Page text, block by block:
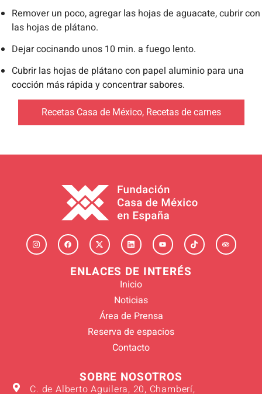
Remover un poco, agregar las hojas de aguacate, cubrir con
las hojas de plátano.
Dejar cocinando unos 10 min. a fuego lento.
Cubrir las hojas de plátano con papel aluminio para una
cocción más rápida y concentrar sabores.
Recetas Casa de México, Recetas de carnes
ENLACES DE INTERÉS
Inicio
Noticias
Área de Prensa
Reserva de espacios
Contacto
SOBRE NOSOTROS
C. de Alberto Aguilera, 20, Chamberí,